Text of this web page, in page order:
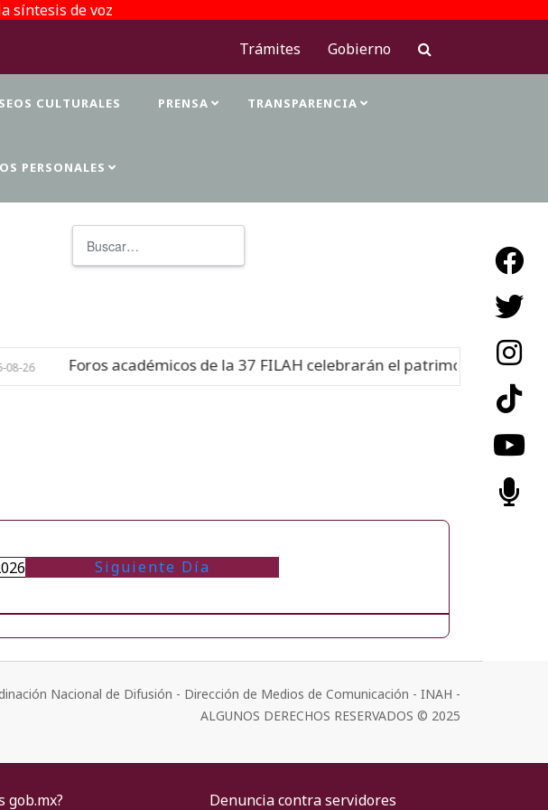
síntesis de voz
Trámites
Gobierno
CULTURALES PRENSA TRANSPARENCIA
PERSONALES
Foros académicos de la 37 FILAH celebrarán el patrimonio cultural
Siguiente Día
Nacional de Difusión - Dirección de Medios de Comunicación - INAH -
ALGUNOS DERECHOS RESERVADOS © 2025
gob.mx?
Denuncia contra servidores